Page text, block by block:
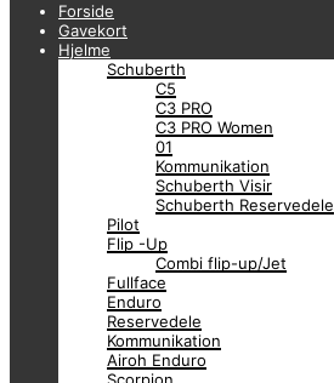
Forside
Gavekort
Hjelme
Schuberth
C5
C3 PRO
C3 PRO Women
01
Kommunikation
Schuberth Visir
Schuberth Reservedele
Pilot
Flip -Up
Combi flip-up/Jet
Fullface
Enduro
Reservedele
Kommunikation
Airoh Enduro